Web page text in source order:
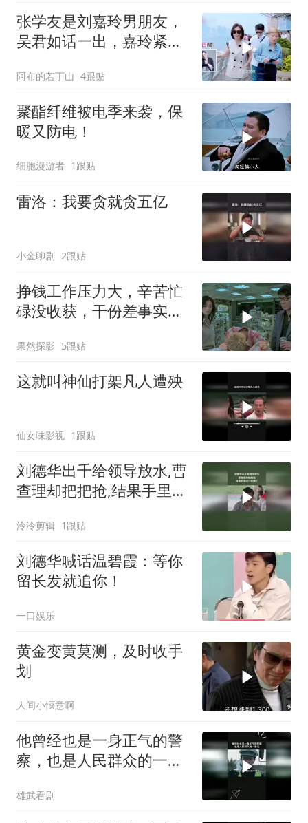
张学友是刘嘉玲男朋友，
吴君如话一出，嘉玲紧急
阿布的若丁山 4跟贴
聚酯纤维被电季来袭，保
暖又防电！
细胞漫游者 1跟贴
雷洛：我要贪就贪五亿
小金聊剧 2跟贴
挣钱工作压力大，辛苦忙
碌没收获，干份差事实太
果然探影 5跟贴
这就叫神仙打架凡人遭殃
仙女味影视 1跟贴
刘德华出千给领导放水,曹
查理却把把抢,结果手里没
泠泠剪辑 1跟贴
刘德华喊话温碧霞：等你
留长发就追你！
一口娱乐
黄金变黄莫测，及时收手
划
人间小惬意啊
他曾经也是一身正气的警
察，也是人民群众的一束
雄武看剧